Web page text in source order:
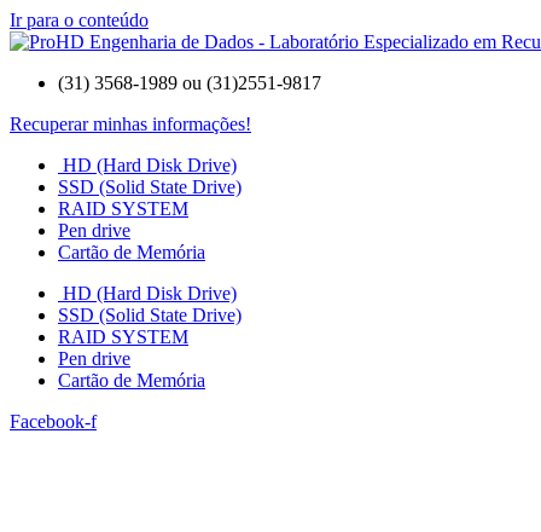
Ir para o conteúdo
(31) 3568-1989 ou (31)2551-9817
Recuperar minhas informações!
HD (Hard Disk Drive)
SSD (Solid State Drive)
RAID SYSTEM
Pen drive
Cartão de Memória
HD (Hard Disk Drive)
SSD (Solid State Drive)
RAID SYSTEM
Pen drive
Cartão de Memória
Facebook-f